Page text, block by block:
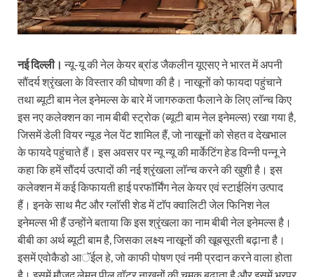
नई दिल्ली। न्यू-यू की नेल केयर ब्रांड जैकलीन यूएसए ने भारत में अपनी
सौंदर्य श्रृंखला के विस्तार की घोषणा की है। नाखूनों को फायदा पहुंचाने
तथा ब्यूटी बाम नेल इनेमल्स के बारे में जागरुकता फैलाने के लिए लाॅन्च किए
इस नए कलेक्शन का नाम बीबी स्ट्रोक (ब्यूटी बाम नेल इनेमल्स) रखा गया है,
जिसमें डेली वियर न्यूड नेल पेंट शामिल हैं, जो नाखूनों को सेहत व देखभाल
के फायदे पहुंचाते हैं। इस अवसर पर न्यू न्यू की मार्केटिंग हेड विन्नी पन्नू ने
कहा कि हमें सौंदर्य उत्पादों की नई श्रृंखला लाॅन्च करने की खुशी है। इस
कलेक्शन में कई किफायती हाई परफाॅर्मिंग नेल केयर एवं स्टाईलिंग उत्पाद
हैं। इनके साथ मैट और ग्लाॅसी शेड में टाॅप क्वालिटी जेल फिनिश नेल
इनेमल्स भी हैं उन्होंने बताया कि इस श्रृंखला का नाम बीबी नेल इनेमल्स है।
बीबी का अर्थ ब्यूटी बाम है, जिसका लक्ष्य नाखूनों की खूबसूरती बढ़ाना है।
इसमें एवोकैडो आॅईल हे, जो काफी पोषण एवं नमी प्रदान करने वाला होता